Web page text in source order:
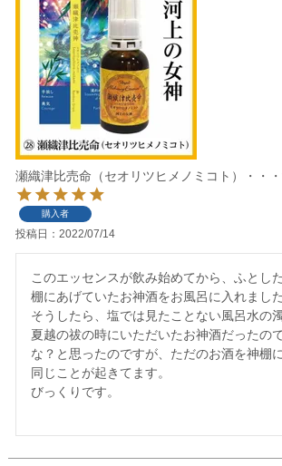
瀬織津比売命（セオリツヒメノミコト）・・
購入者
投稿日 2022/07/14
このエッセンスが飲み始めてから、ふとし
棚にあげていたお神酒をお風呂に入れました
そうしたら、塩では見たことない風呂水の
夏越の祓の時にいただいたお神酒だったの
な？と思ったのですが、ただのお酒を神棚
同じことが起きてます。
びっくりです。